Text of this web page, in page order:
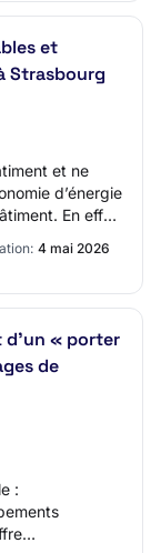
et
Strasbourg
et ne
d’énergie
En effet,
4 mai 2026
d'un « porter
de
: